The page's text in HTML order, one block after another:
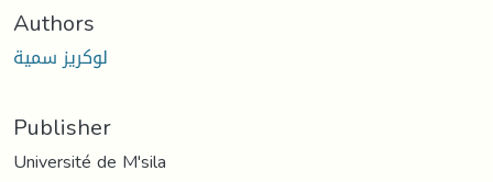
Authors
لوكريز سمية
Publisher
Université de M'sila